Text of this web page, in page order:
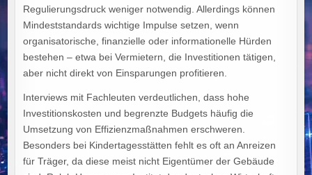
Regulierungsdruck weniger notwendig. Allerdings können
Mindeststandards wichtige Impulse setzen, wenn
organisatorische, finanzielle oder informationelle Hürden
bestehen – etwa bei Vermietern, die Investitionen tätigen,
aber nicht direkt von Einsparungen profitieren.
Interviews mit Fachleuten verdeutlichen, dass hohe
Investitionskosten und begrenzte Budgets häufig die
Umsetzung von Effizienzmaßnahmen erschweren.
Besonders bei Kindertagesstätten fehlt es oft an Anreizen
für Träger, da diese meist nicht Eigentümer der Gebäude